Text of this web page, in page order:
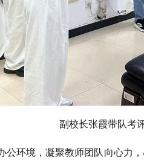
副校长张霞带队考
环境，凝聚教师团队向心力